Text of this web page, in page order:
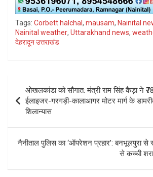
Tags: Corbett halchal , mausam, Nainital
Nainital weather, Uttarakhand news,
देहरादून उत्तराखंड
Post
navigation
ओखलकांडा को सौगात: मंत्री राम सिंह कैड़ा ने
ईलाइजर-गरगड़ी-कालाआगर मोटर मार्ग के
शिलान्यास
नैनीताल पुलिस का ‘ऑपरेशन प्रहार’:
से कच्ची